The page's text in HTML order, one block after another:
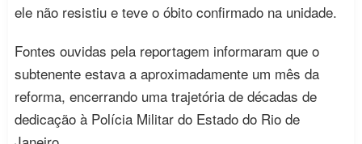
ele não resistiu e teve o óbito confirmado na unidade.
Fontes ouvidas pela reportagem informaram que o
subtenente estava a aproximadamente um mês da
reforma, encerrando uma trajetória de décadas de
dedicação à Polícia Militar do Estado do Rio de